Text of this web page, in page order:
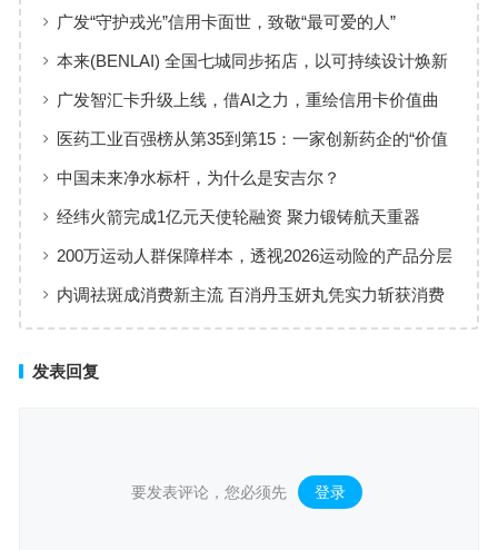
回答：卡点不在模型，而在使用方式
广发“守护戎光”信用卡面世，致敬“最可爱的人”
本来(BENLAI) 全国七城同步拓店，以可持续设计焕新
品牌体验
广发智汇卡升级上线，借AI之力，重绘信用卡价值曲
线
医药工业百强榜从第35到第15：一家创新药企的“价值
增长”样本
中国未来净水标杆，为什么是安吉尔？
经纬火箭完成1亿元天使轮融资 聚力锻铸航天重器
200万运动人群保障样本，透视2026运动险的产品分层
与适配逻辑
内调祛斑成消费新主流 百消丹玉妍丸凭实力斩获消费
发表回复
要发表评论，您必须先 登录 。